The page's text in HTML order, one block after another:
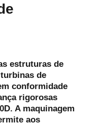
estruturas de
de
conformidade
rigorosas
A maquinagem
aos